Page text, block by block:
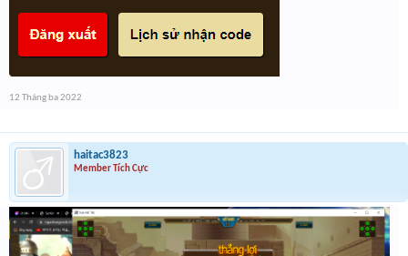
12 Tháng ba 2022
haitac3823
Member Tích Cực